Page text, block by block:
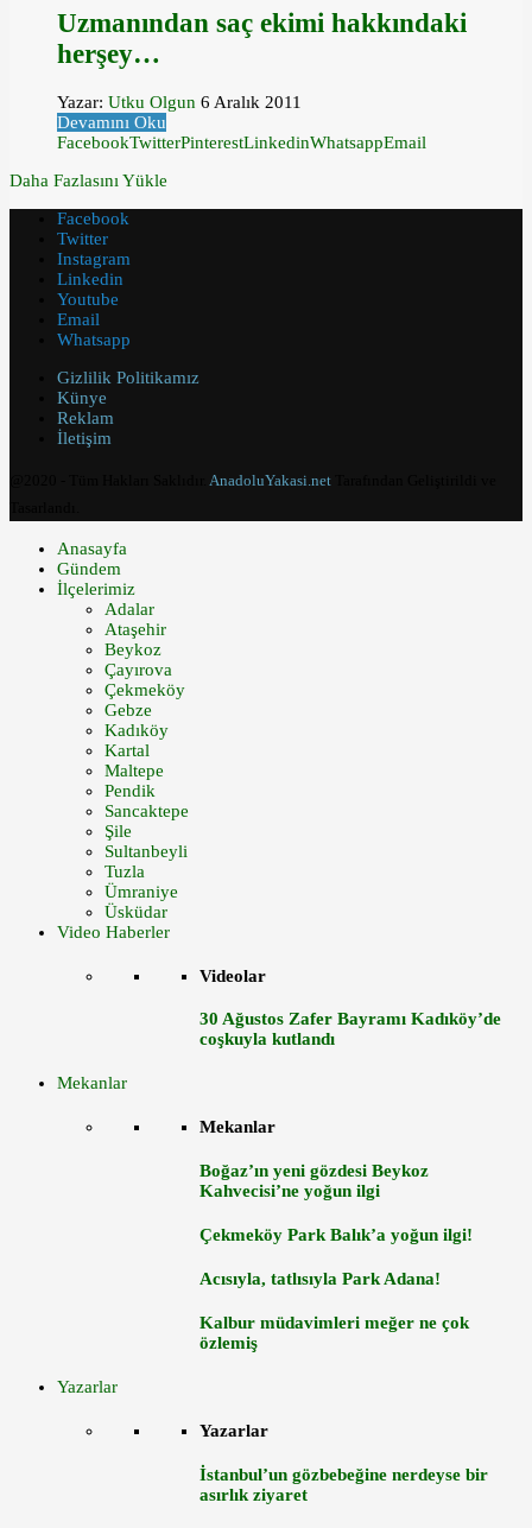
Uzmanından saç ekimi hakkındaki
herşey…
Yazar: Utku Olgun 6 Aralık 2011
Devamını Oku
FacebookTwitterPinterestLinkedinWhatsappEmail
Daha Fazlasını Yükle
Facebook
Twitter
Instagram
Linkedin
Youtube
Email
Whatsapp
Gizlilik Politikamız
Künye
Reklam
İletişim
AnadoluYakasi.net
Anasayfa
Gündem
İlçelerimiz
Adalar
Ataşehir
Beykoz
Çayırova
Çekmeköy
Gebze
Kadıköy
Kartal
Maltepe
Pendik
Sancaktepe
Şile
Sultanbeyli
Tuzla
Ümraniye
Üsküdar
Video Haberler
Videolar
30 Ağustos Zafer Bayramı Kadıköy’de
coşkuyla kutlandı
Mekanlar
Mekanlar
Boğaz’ın yeni gözdesi Beykoz
Kahvecisi’ne yoğun ilgi
Çekmeköy Park Balık’a yoğun ilgi!
Acısıyla, tatlısıyla Park Adana!
Kalbur müdavimleri meğer ne çok
özlemiş
Yazarlar
Yazarlar
İstanbul’un gözbebeğine nerdeyse bir
asırlık ziyaret